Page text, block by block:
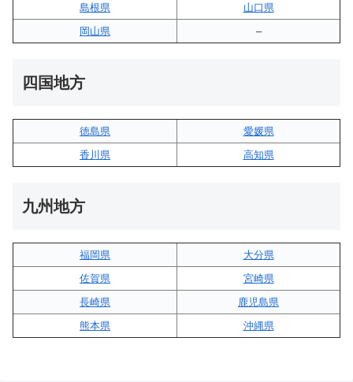
島根県
山口県
岡山県
–
四国地方
徳島県
愛媛県
香川県
高知県
九州地方
福岡県
大分県
佐賀県
宮崎県
長崎県
鹿児島県
熊本県
沖縄県